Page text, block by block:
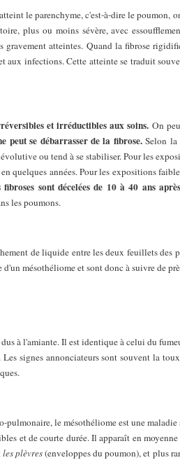
le parenchyme, c'est-à-dire le poumon,
plus ou moins sévère, avec
gravement atteintes. Quand la fibrose
aux infections. Cette atteinte se traduit
et irréductibles aux soins. On
peut se débarrasser de la fibrose.Selon la
ou tend à se stabiliser. Pour les
quelques années. Pour les expositions
fibroses sont décelées de 10 à 40 ans
les poumons.
de liquide entre les deux feuillets des
mésothéliome et sont donc à suivre de
à l'amiante. Il est identique à celui du
signes annonciateurs sont souvent la
pulmonaire, le mésothéliome est une
et de courte durée. Il apparaît en
les plèvres(enveloppes du poumon), et plus